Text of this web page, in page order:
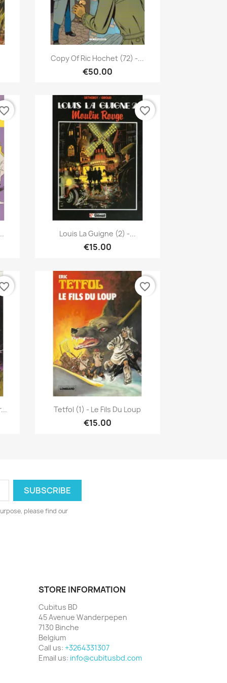
Quick view
Copy Of Ric Hochet (72) -...
€50.00
 Quick view
Louis La Guigne (2) -...
€15.00
favorite_border
Quick view
Tetfol (1) - Le Fils Du Loup
€15.00
favorite_border
please find our
STORE INFORMATION
Cubitus BD
45 Avenue Wanderpepen
7130 Binche
Belgium
Call us: +3264331307
Email us: info@cubitusbd.com